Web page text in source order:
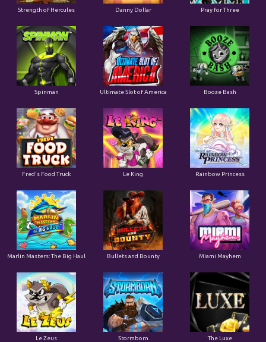
Strength of Hercules Danny Dollar Pray for Three
Spinman Ultimate Slot of America Booze Bash
Fred's Food Truck Le King Rainbow Princess
Marlin Masters: The Big Haul Bullets and Bounty Miami Mayhem
Le Zeus Stormborn The Luxe